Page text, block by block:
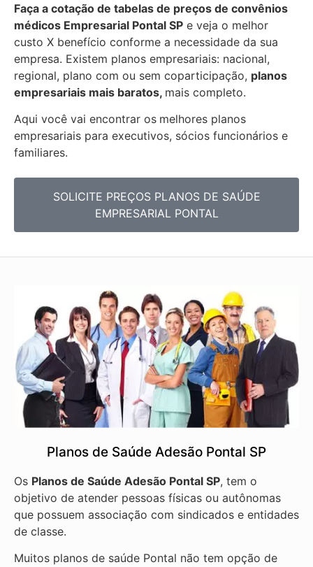
Faça a cotação de tabelas de preços de convênios
médicos Empresarial Pontal SP e veja o melhor
custo X benefício conforme a necessidade da sua
empresa. Existem planos empresariais: nacional,
regional, plano com ou sem coparticipação, planos
empresariais mais baratos, mais completo.
Aqui você vai encontrar os melhores planos
empresariais para executivos, sócios funcionários e
familiares.
SOLICITE PREÇOS PLANOS DE SAÚDE
EMPRESARIAL PONTAL
Planos de Saúde Adesão Pontal SP
Os Planos de Saúde Adesão Pontal SP, tem o
objetivo de atender pessoas físicas ou autônomas
que possuem associação com sindicados e entidades
de classe.
Muitos planos de saúde Pontal não tem opção de